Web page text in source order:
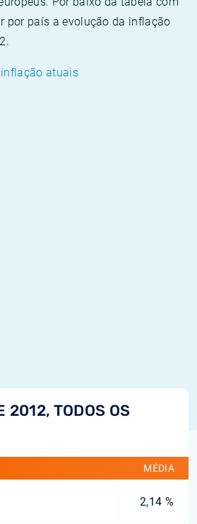
por país a evolução da inflação
atuais
2012, TODOS OS
MÉDIA
2,14 %